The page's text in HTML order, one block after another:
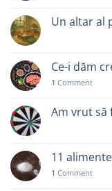
Un altar al
Ce-i dăm
1 Comment
Am vrut să
11
1 Comment